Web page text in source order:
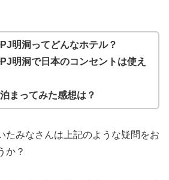
PJ明洞ってどんなホテル？
PJ明洞で日本のコンセントは使え
泊まってみた感想は？
たみなさんは上記のような疑問をお
か？